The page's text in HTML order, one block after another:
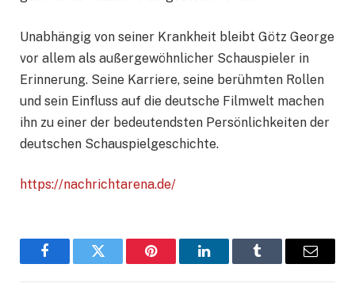
Unabhängig von seiner Krankheit bleibt Götz George
vor allem als außergewöhnlicher Schauspieler in
Erinnerung. Seine Karriere, seine berühmten Rollen
und sein Einfluss auf die deutsche Filmwelt machen
ihn zu einer der bedeutendsten Persönlichkeiten der
deutschen Schauspielgeschichte.
https://nachrichtarena.de/
FacebookTwitter Pinterest LinkedInTumblr
E-